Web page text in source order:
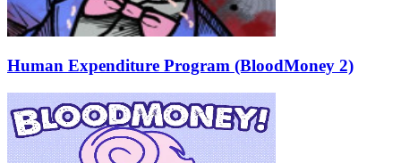
Human Expenditure Program (BloodMoney 2)